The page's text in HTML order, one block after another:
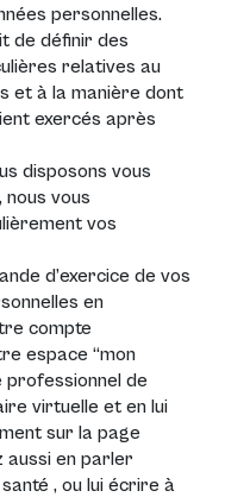
personnelles.
de définir des
relatives au
et à la manière dont
exercés après
disposons vous
vous
vos
d’exercice de vos
en
compte
espace “mon
professionnel de
virtuelle et en lui
sur la page
aussi en parler
, ou lui écrire à